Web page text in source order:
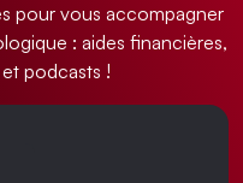
pour vous accompagner
: aides financières,
podcasts !